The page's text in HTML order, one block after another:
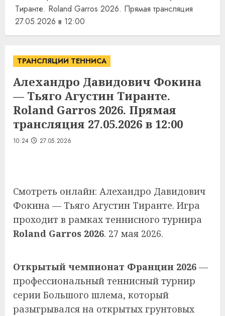
Тиранте. Roland Garros 2026. Прямая трансляция
27.05.2026 в 12:00
ТРАНСЛЯЦИИ ТЕННИСА
Алехандро Давидович Фокина
— Тьяго Агустин Тиранте.
Roland Garros 2026. Прямая
трансляция 27.05.2026 в 12:00
10:24 27.05.2026
Смотреть онлайн: Алехандро Давидович
Фокина — Тьяго Агустин Тиранте. Игра
проходит в рамках теннисного турнира
Roland Garros 2026. 27 мая 2026.
Открытый чемпионат Франции 2026 —
профессиональный теннисный турнир
серии Большого шлема, который
разыгрывался на открытых грунтовых